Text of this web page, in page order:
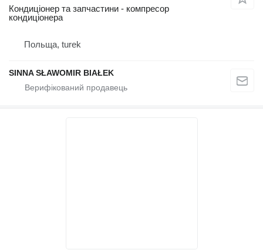
Кондиціонер та запчастини - компресор
кондиціонера
Польща, turek
SINNA SŁAWOMIR BIAŁEK